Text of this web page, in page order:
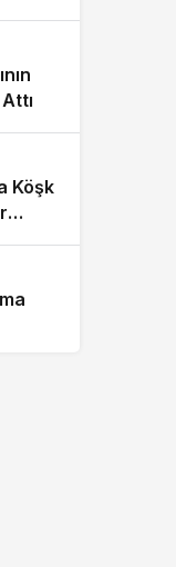
Köşk